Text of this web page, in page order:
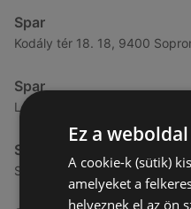
Spar
Kodály tér 18. 18, 9400
Spar
Lackner kristóf utca 29., 9400
Spar
Selmeci utca 15-17., 9400
Ez a
A cookie-k (sütik)
amelyeket a
helyeznek el az ön